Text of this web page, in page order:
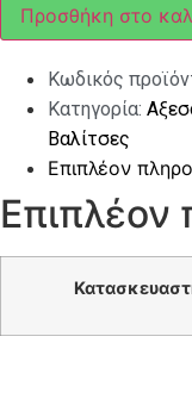
PRIMAVERA/SPRINT
ΜΑΥΡΗ
ΑΝΑΤΡΕΠΟΜΕΝΗ
Προσθήκη στο
Κωδικός
Κατηγορία:
Βαλίτσες
Επιπλέον
Επιπλέον